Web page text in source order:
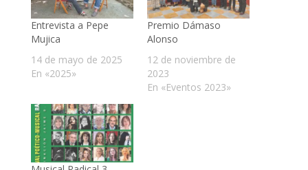
Entrevista a Pepe
Mujica
14 de mayo de 2025
En «2025»
Premio Dámaso
Alonso
12 de noviembre de
2023
En «Eventos 2023»